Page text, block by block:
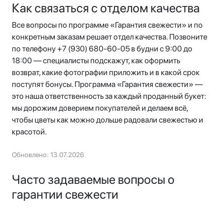
Как связаться с отделом качества
Все вопросы по программе «Гарантия свежести» и по
конкретным заказам решает отдел качества. Позвоните
по телефону +7 (930) 680-60-05 в будни с 9:00 до
18:00 — специалисты подскажут, как оформить
возврат, какие фотографии приложить и в какой срок
поступят бонусы. Программа «Гарантия свежести» —
это наша ответственность за каждый проданный букет:
мы дорожим доверием покупателей и делаем всё,
чтобы цветы как можно дольше радовали свежестью и
красотой.
Обновлено: 13.07.2026
Часто задаваемые вопросы о
гарантии свежести